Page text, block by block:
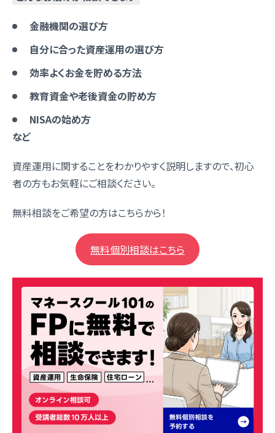
金融機関の選び方
自分に合った資産運用の選び方
効率よくお金を貯める方法
教育資金や老後資金の貯め方
NISAの始め方
など
資産運用に関することをわかりやすく説明しますので、初心
者の方もお気軽にご相談ください。
無料相談をご希望の方はこちらから！
無料個別相談はこちら